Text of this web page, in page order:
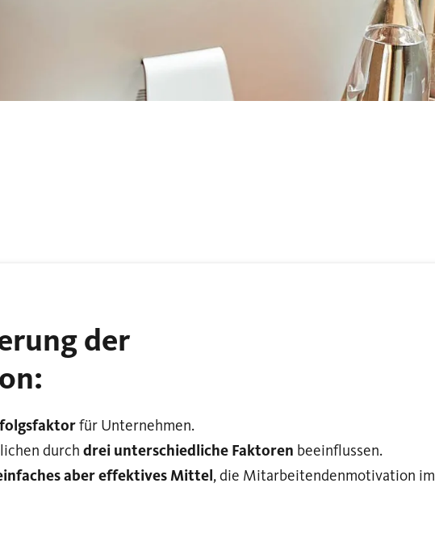
der
für Unternehmen.
durch drei unterschiedliche Faktoren beeinflussen.
aber effektives Mittel, die Mitarbeitendenmotivation im